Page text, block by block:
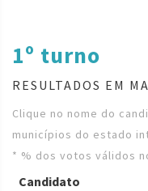
1º turno
RESULTADOS EM
Clique no nome do
municípios do estado
* % dos votos válidos
Candidato